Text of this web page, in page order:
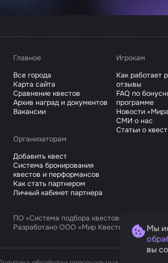
Главное
Все города
Карта сайта
Сравнение квестов
Архив наград и документов
Вакансии
Игрокам
Как работает
отзывы
FAQ по
программе
Новости
СМИ о нас
Статьи о
Организаторам
Добавить квест
Система бронирования
квестов и перформансов
Как стать партнером
Личный кабинет партнера
ПО «Система подбора квестов»
Разработано ООО «Мир Квестов С», ИНН
Мы
вы